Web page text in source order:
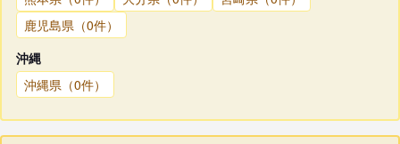
鹿児島県（0件）
沖縄
沖縄県（0件）